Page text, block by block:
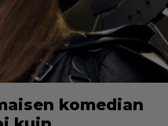
komedian